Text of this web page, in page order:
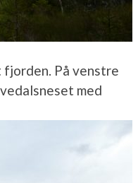
På venstre
med